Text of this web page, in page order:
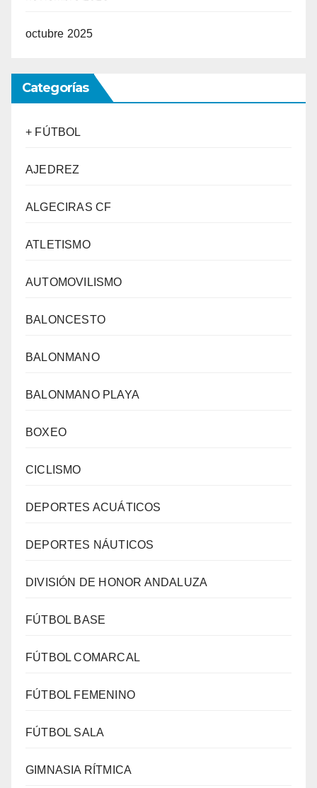
octubre 2025
Categorías
+ FÚTBOL
AJEDREZ
ALGECIRAS CF
ATLETISMO
AUTOMOVILISMO
BALONCESTO
BALONMANO
BALONMANO PLAYA
BOXEO
CICLISMO
DEPORTES ACUÁTICOS
DEPORTES NÁUTICOS
DIVISIÓN DE HONOR ANDALUZA
FÚTBOL BASE
FÚTBOL COMARCAL
FÚTBOL FEMENINO
FÚTBOL SALA
GIMNASIA RÍTMICA